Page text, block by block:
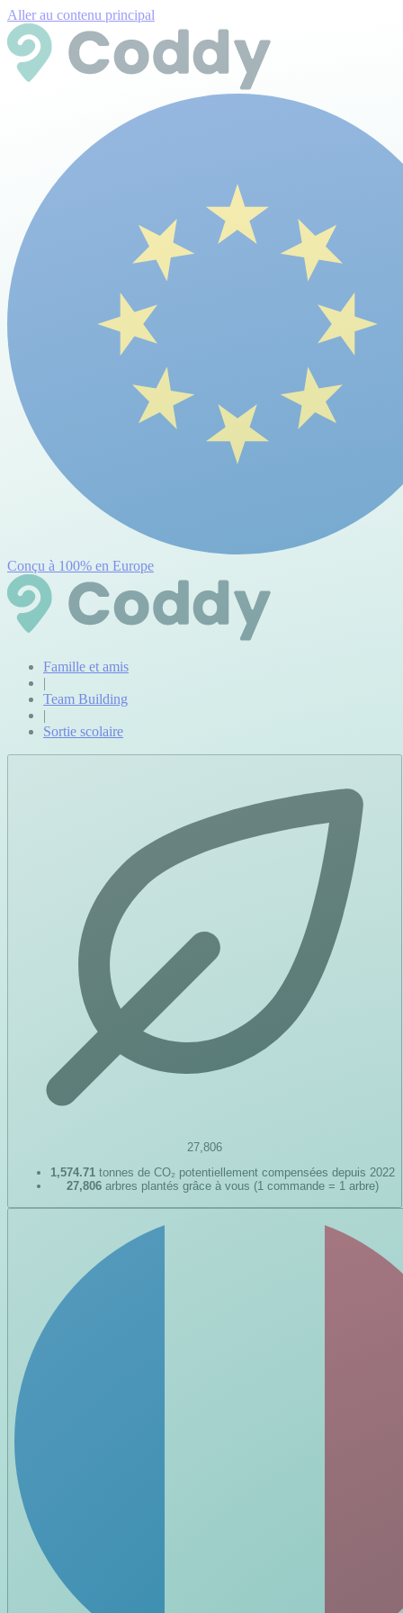
Aller au contenu principal
Conçu à 100% en Europe
Famille et amis
|
Team Building
|
Sortie scolaire
27,806
1,574.71 tonnes de CO₂ potentiellement compensées depuis 2022
27,806 arbres plantés grâce à vous (1 commande = 1 arbre)